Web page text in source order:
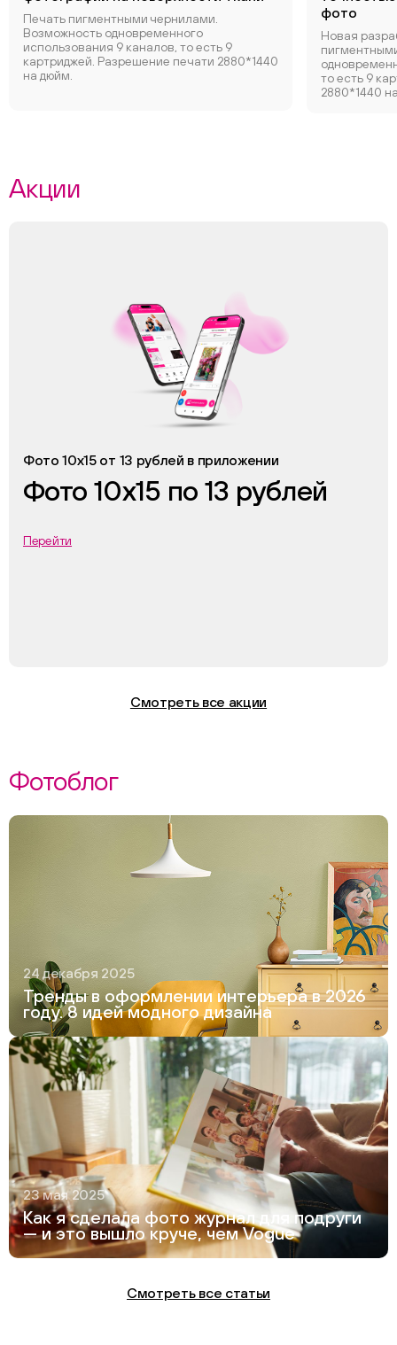
Печать пигментными чернилами.
Возможность одновременного
использования 9 каналов, то есть 9
картриджей. Разрешение печати 2880*1440
на дюйм.
фото
Новая
то есть 9
2880*1440
Акции
Фото 10х15 от 13 рублей в приложении
Фото 10х15 по 13 рублей
Перейти
Смотреть все акции
Фотоблог
24 декабря 2025
Тренды в оформлении интерьера в 2026
году. 8 идей модного дизайна
23 мая 2025
Как я сделала фото журнал для подруги
— и это вышло круче, чем Vogue
Смотреть все статьи